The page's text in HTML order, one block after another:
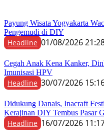
Payung Wisata Yogyakarta
Pengemudi di DIY
Headline 01/08/2026
Cegah Anak Kena Kanker,
Imunisasi HPV
Headline 30/07/2026
Didukung Danais, Inacraft
Kerajinan DIY Tembus Pasar
Headline 16/07/2026